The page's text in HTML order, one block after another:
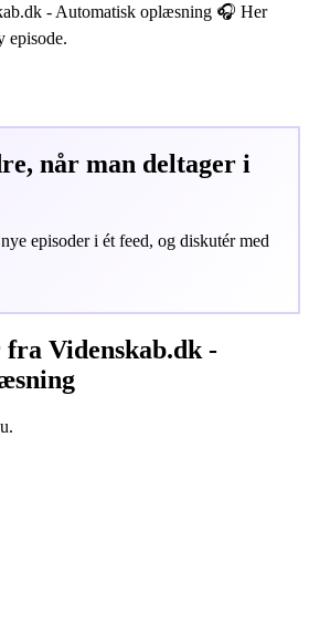
- Automatisk oplæsning 🎧 Her
episode.
når man deltager i
episoder i ét feed, og diskutér med
fra Videnskab.dk -